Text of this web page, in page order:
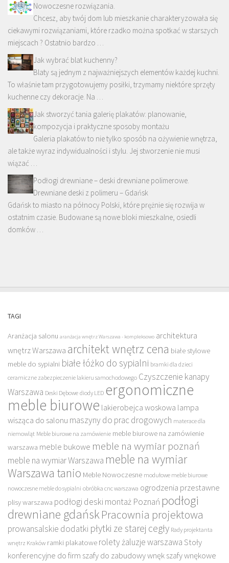
Nowoczesne rozwiązania.
Chcesz, aby twój dom lub mieszkanie charakteryzowała się
ciekawymi rozwiązaniami, które rzadko można spotkać w starszych
miejscach ? Ostatnio bardzo …
Jak wybrać blat kuchenny?
Blaty są jednym z najważniejszych elementów każdej kuchni.
To właśnie tam przygotowujemy posiłki, trzymamy niektóre sprzęty
kuchenne czy dekoracje. Na …
Jak stworzyć tania galerię plakatów: planowanie,
kompozycja i praktyczne sposoby montażu
Galeria plakatów to nie tylko sposób na ożywienie wnętrza,
ale także wyraz indywidualności i stylu. Jej stworzenie nie musi
wiązać …
Podłogi drewniane – deski drewniane polimerowe.
Drewniane deski z polimeru – Gdańsk
Gdańsk to miasto na północy Polski, które prężnie się rozwija w
ostatnim czasie. Budowane są nowe bloki mieszkalne, osiedli
domków …
TAGI
Aranżacja salonu aranżacja wnętrz Warszawa - kompleksowo architektura
wnętrz Warszawa architekt wnętrz cena białe stylowe
meble do sypialni białe łóżko do sypialni bramki dla dzieci
ceramiczne zabezpieczenie lakieru samochodowego Czyszczenie kanapy
Warszawa Deski Dębowe diody LED ergonomiczne
meble biurowe lakierobejca woskowa lampa
wisząca do salonu maszyny do prac drogowych materace dla
niemowląt Meble biurowe na zamówienie meble biurowe na zamówienie
warszawa meble bukowe meble na wymiar poznań
meble na wymiar Warszawa meble na wymiar
Warszawa tanio Meble Nowoczesne modułowe meble biurowe
nowoczesne meble do sypialni obróbka cnc warszawa ogrodzenia przestawne
plisy warszawa podłogi deski montaż Poznań podłogi
drewniane gdańskPracownia projektowa
prowansalskie dodatki płytki ze starej cegły Rady projektanta
wnętrz Kraków ramki plakatowe rolety żaluzje warszawa Stoły
konferencyjne do firm szafy do zabudowy wnęk szafy wnękowe